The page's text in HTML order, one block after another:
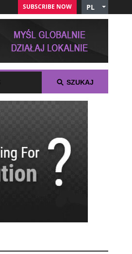
PL
English
Czech
German
Russian
French
SUBSCRIBE NOW
SZUKAJ